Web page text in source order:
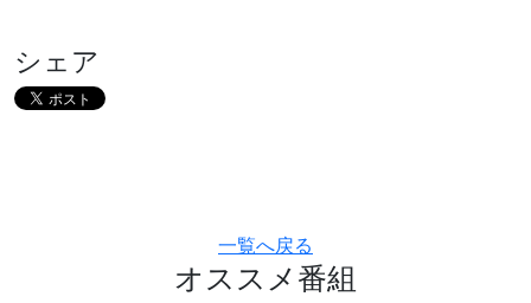
シェア
一覧へ戻る
オススメ番組